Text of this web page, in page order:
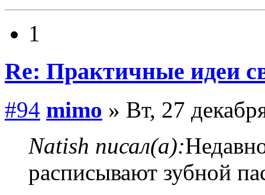
1
Re: Практичные идеи
#94 mimo » Вт, 27
Natish писал(а):
расписывают зубной